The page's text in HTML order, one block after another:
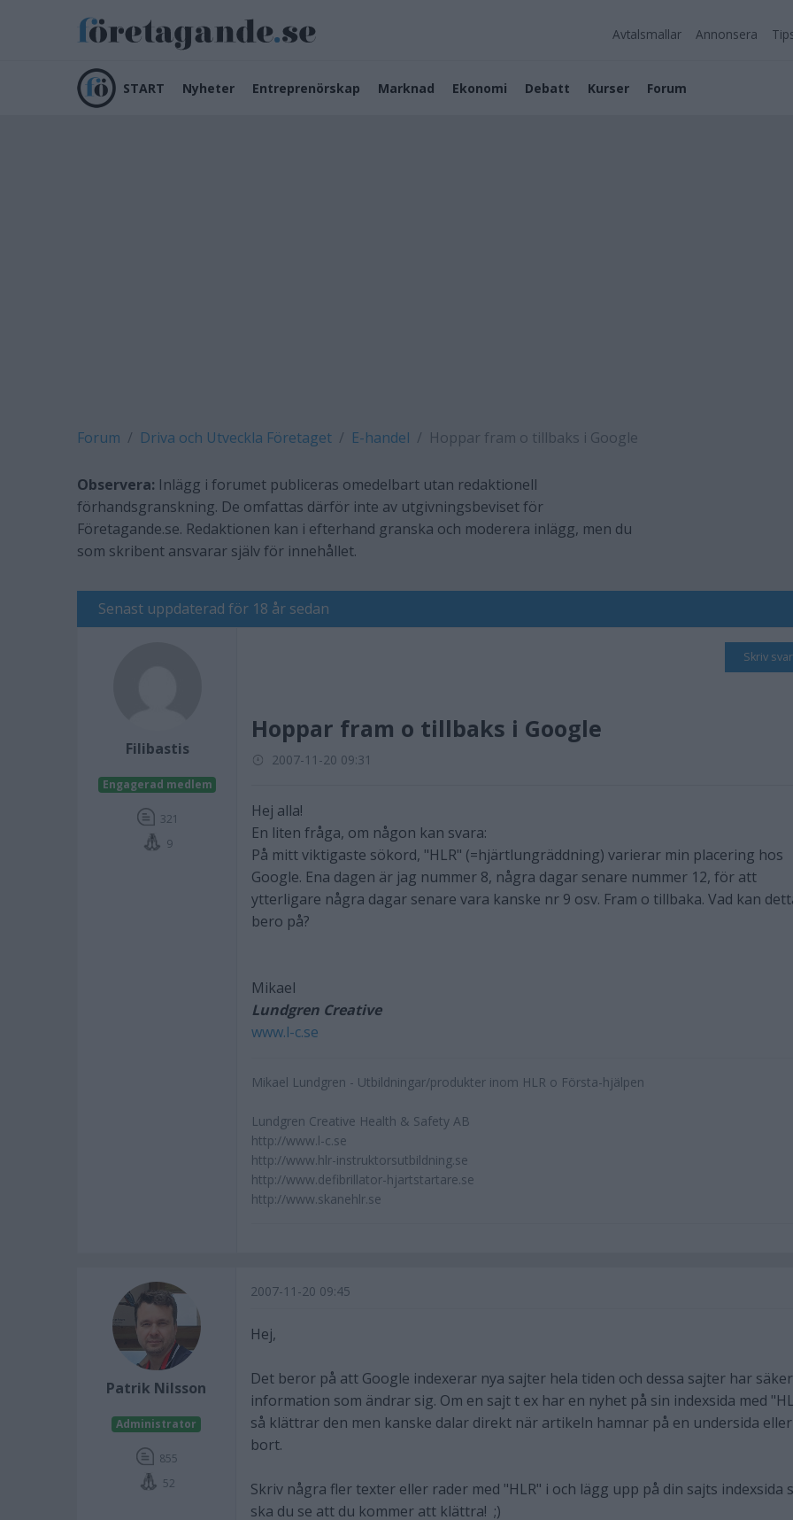
Avtalsmallar Annonsera
START Nyheter Entreprenörskap Marknad Ekonomi Debatt Kurser Forum
Forum Driva och Utveckla Företaget E-handel Hoppar fram o tillbaks i Google
Observera: Inlägg i forumet publiceras omedelbart utan redaktionell
förhandsgranskning. De omfattas därför inte av utgivningsbeviset för
Företagande.se. Redaktionen kan i efterhand granska och moderera inlägg, men du
som skribent ansvarar själv för innehållet.
Senast uppdaterad för 18 år sedan
Filibastis
Engagerad medlem
321
9
Skriv svar
Hoppar fram o tillbaks i Google
2007-11-20 09:31
Hej alla!
En liten fråga, om någon kan svara:
På mitt viktigaste sökord, "HLR" (=hjärtlungräddning) varierar min placering hos
Google. Ena dagen är jag nummer 8, några dagar senare nummer 12, för att
ytterligare några dagar senare vara kanske nr 9 osv. Fram o tillbaka. Vad kan
bero på?
Mikael
Lundgren Creative
www.l-c.se
Mikael Lundgren - Utbildningar/produkter inom HLR o Första-hjälpen
Lundgren Creative Health & Safety AB
http://www.l-c.se
http://www.hlr-instruktorsutbildning.se
http://www.defibrillator-hjartstartare.se
http://www.skanehlr.se
Patrik Nilsson
Administrator
855
52
2007-11-20 09:45
Hej,
Det beror på att Google indexerar nya sajter hela tiden och dessa sajter har
information som ändrar sig. Om en sajt t ex har en nyhet på sin indexsida med
så klättrar den men kanske dalar direkt när artikeln hamnar på en undersida
bort.
Skriv några fler texter eller rader med "HLR" i och lägg upp på din sajts indexsida
ska du se att du kommer att klättra! ;)